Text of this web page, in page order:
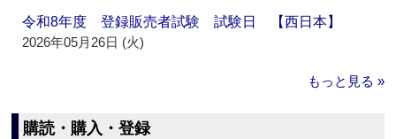
令和8年度 登録販売者試験 試験日 【西日本】
2026年05月26日 (火)
もっと見る »
購読・購入・登録